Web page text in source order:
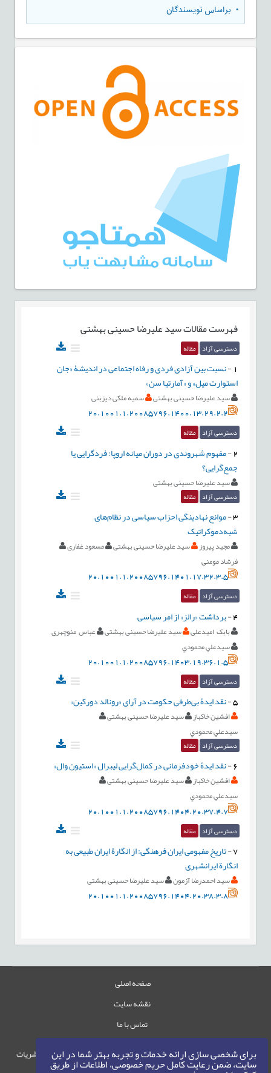
برای شخصی سازی ارائه خدمات و تجربه بهتر شما در این
سایت، ضمن رعایت کامل حریم خصوصی، اطلاعات از طریق
• براساس نویسندگان
فهرست مقالاتسید علیرضا حسینی بهشتی
دسترسی آزاد مقاله
-نسبت بین آزادی فردی و رفاه اجتماعی در اندیشۀ «جان
استوارت میل» و «آمارتیا سن»
سید علیرضا حسینی بهشتی سمیه ملکی دیزبنی
20.1001.1.20085796.1400.13.29.2.2
دسترسی آزاد مقاله
2
-مفهوم شهروندی در دوران میانه اروپا: فردگرایی یا
جمع‌گرایی؟
سید علیرضا حسینی بهشتی
دسترسی آزاد مقاله
3
-موانع نهادینگی احزاب سیاسی در نظام‌های
شبه‌دموکراتیک
مجید پیروز سید علیرضا حسینی بهشتی
مسعود غفاری
فرشاد مومنی
20.1001.1.20085796.1401.17.32.3.5
دسترسی آزاد مقاله
4
-برداشت «رالز» از امر سیاسی
بابک امیدعلی سید علیرضا حسینی بهشتی
عباس منوچهری
سيدعلي محمودي
20.1001.1.20085796.1403.19.36.1.5
دسترسی آزاد مقاله
5
-نقد ایدۀ بی‌طرفی حکومت در آرای «رونالد دورکین»
افشین خاکباز
سید علیرضا حسینی بهشتی
سيدعلي محمودي
دسترسی آزاد مقاله
6
-نقد ایدۀ خودفرمانی در کمال‌گرایی لیبرال «استیون وال»
افشین خاکباز
سید علیرضا حسینی بهشتی
سيدعلي محمودي
20.1001.1.20085796.1404.20.37.4.7
دسترسی آزاد مقاله
7
-تاریخ مفهومی ایران فرهنگی: از انگارة ایران طبیعی به
انگارة ایرانشهری
سید احمدرضا آزمون سید علیرضا حسینی بهشتی
20.1001.1.20085796.1404.20.38.3.8
صفحه اصلی
نقشه سایت
تماس با ما
حقوق این وب‌سایت متعلق به سامانه مدیریت نشریات
رایمگ است.